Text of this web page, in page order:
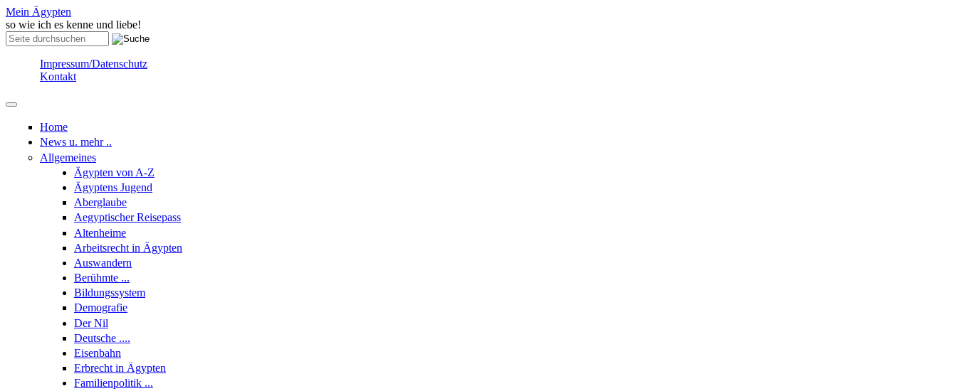
Skip to content
Skip to navigation
Mein Ägypten
so wie ich es kenne und liebe!
Suche
Impressum/Datenschutz
Kontakt
Home
News u. mehr ..
Allgemeines
Ägypten von A-Z
Ägyptens Jugend
Aberglaube
Aegyptischer Reisepass
Altenheime
Arbeitsrecht in Ägypten
Auswandern
Berühmte ...
Bildungssystem
Demografie
Der Nil
Deutsche ....
Eisenbahn
Erbrecht in Ägypten
Familienpolitik ...